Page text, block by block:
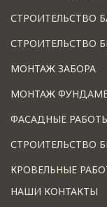
СТРОИТЕЛЬСТВО
СТРОИТЕЛЬСТВО
МОНТАЖ ЗАБОРА
МОНТАЖ
ФАСАДНЫЕ
СТРОИТЕЛЬСТВО
КРОВЕЛЬНЫЕ
НАШИ КОНТАКТЫ